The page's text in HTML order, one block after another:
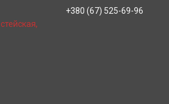
+380 (67) 525-69-96